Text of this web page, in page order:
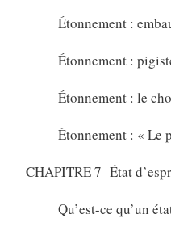
Étonnement :
Étonnement :
Étonnement : le
Étonnement : « Le
CHAPITRE 7 État
Qu’est-ce qu’un